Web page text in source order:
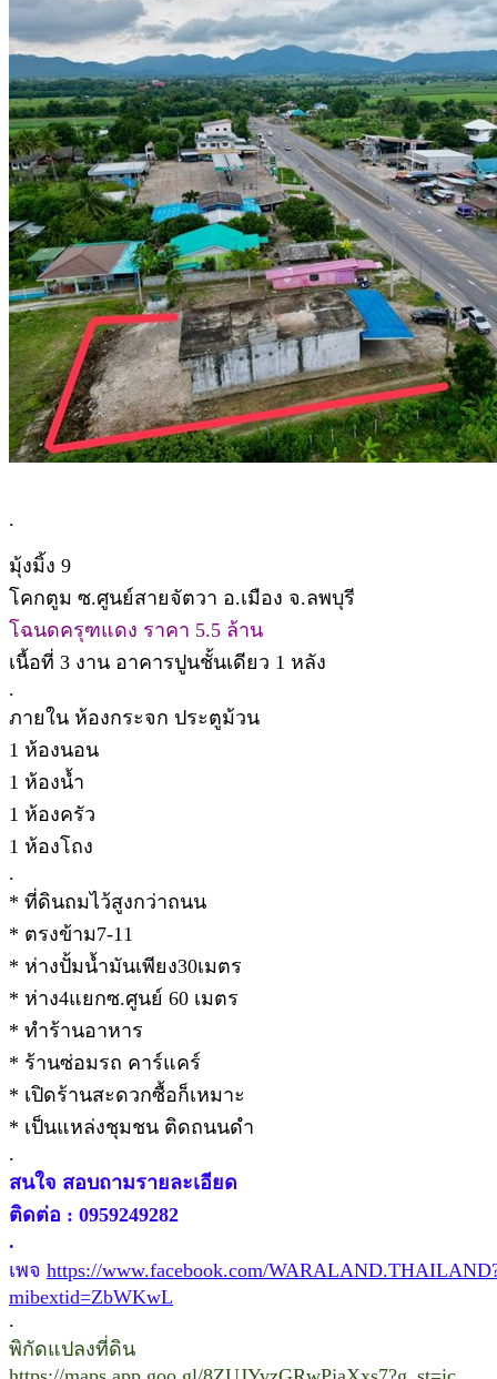
.
มุ้งมิ้ง 9
โคกตูม ซ.ศูนย์สายจัตวา อ.เมือง จ.ลพบุรี
โฉนดครุฑแดง ราคา 5.5 ล้าน
เนื้อที่ 3 งาน อาคารปูนชั้นเดียว 1 หลัง
.
ภายใน ห้องกระจก ประตูม้วน
1 ห้องนอน
1 ห้องน้ำ
1 ห้องครัว
1 ห้องโถง
.
* ที่ดินถมไว้สูงกว่าถนน
* ตรงข้าม7-11
* ห่างปั้มน้ำมันเพียง30เมตร
* ห่าง4แยกซ.ศูนย์ 60 เมตร
* ทำร้านอาหาร
* ร้านซ่อมรถ คาร์แคร์
* เปิดร้านสะดวกซื้อก็เหมาะ
* เป็นแหล่งชุมชน ติดถนนดำ
.
สนใจ สอบถามรายละเอียด
ติดต่อ : 0959249282
.
เพจ https://www.facebook.com/
mibextid=ZbWKwL
.
พิกัดแปลงที่ดิน